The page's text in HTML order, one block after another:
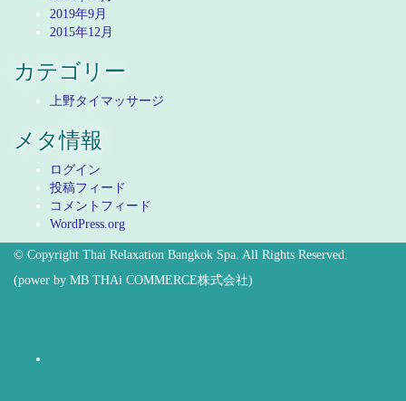
2019年9月
2015年12月
カテゴリー
上野タイマッサージ
メタ情報
ログイン
投稿フィード
コメントフィード
WordPress.org
© Copyright Thai Relaxation Bangkok Spa. All Rights Reserved.
(power by MB THAi COMMERCE株式会社)